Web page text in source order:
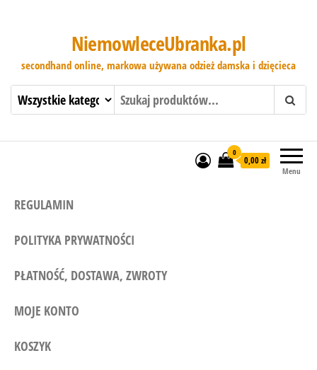
NiemowleceUbranka.pl
secondhand online, markowa używana odzież damska i dzięcieca
Menu
0
0,00 zł
REGULAMIN
POLITYKA PRYWATNOŚCI
PŁATNOŚĆ, DOSTAWA, ZWROTY
MOJE KONTO
KOSZYK